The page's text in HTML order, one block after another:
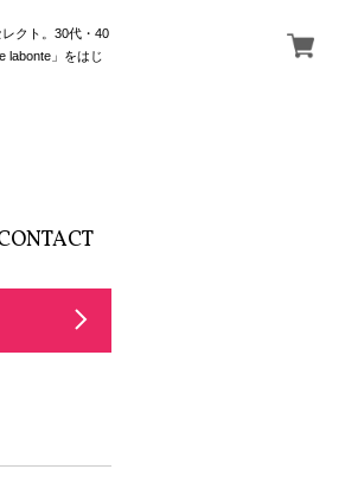
クト。30代・40
labonte」をはじ